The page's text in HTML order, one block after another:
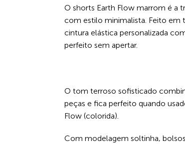
O shorts Earth Flow marrom é a
com estilo minimalista. Feito em
cintura elástica personalizada
perfeito sem apertar.
O tom terroso sofisticado
peças e fica perfeito quando
Flow (colorida).
Com modelagem soltinha,